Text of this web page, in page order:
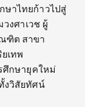
ษาไทยก้าวไปสู่
งศาเวช ผู้
ฑิต สาขา
เทพ
ศึกษายุคใหม่
งวิสัยทัศน์